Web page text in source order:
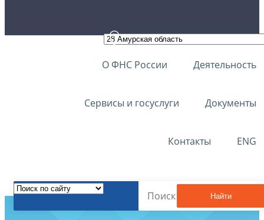
О ФНС России Деятельность
Сервисы и госуслуги Документы
Контакты ENG
Найти